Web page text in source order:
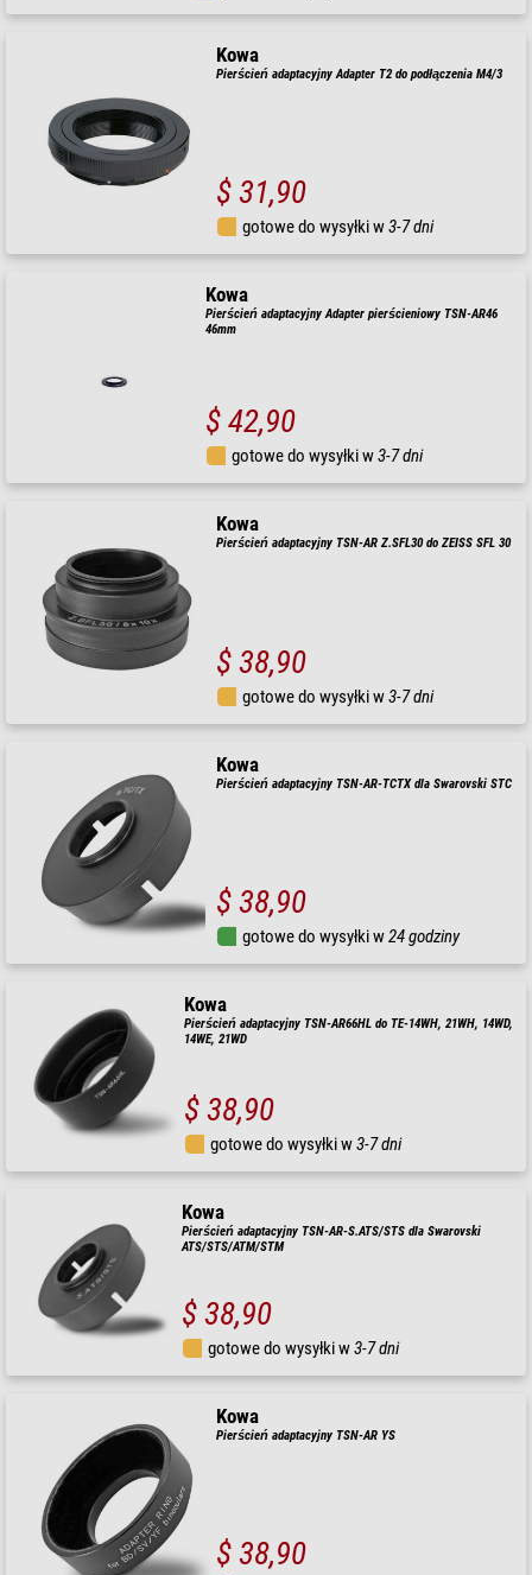
Kowa
Pierścień adaptacyjny Adapter T2 do podłączenia M4/3
$ 31,90
gotowe do wysyłki w3-7 dni
Kowa
Pierścień adaptacyjny Adapter pierścieniowy TSN-AR46
46mm
$ 42,90
gotowe do wysyłki w3-7 dni
Kowa
Pierścień adaptacyjny TSN-AR Z.SFL30 do ZEISS SFL 30
$ 38,90
gotowe do wysyłki w3-7 dni
Kowa
Pierścień adaptacyjny TSN-AR-TCTX dla Swarovski STC
$ 38,90
gotowe do wysyłki w24 godziny
Kowa
Pierścień adaptacyjny TSN-AR66HL do TE-14WH, 21WH, 14WD,
14WE, 21WD
$ 38,90
gotowe do wysyłki w3-7 dni
Kowa
Pierścień adaptacyjny TSN-AR-S.ATS/STS dla Swarovski
ATS/STS/ATM/STM
$ 38,90
gotowe do wysyłki w3-7 dni
Kowa
Pierścień adaptacyjny TSN-AR YS
$ 38,90